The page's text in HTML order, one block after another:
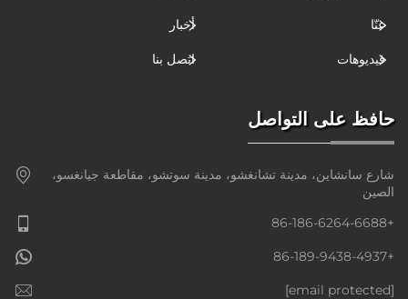
عنّا أخبار
فيديوهات اتصل بنا
حافظ على التواصل
شارع سانشاين، مدينة تشانغشو، مدينة سوتشو، مقاطعة جيانغسو،
الصين
+86-186-6264-6688
+86-189-9438-4937
[email protected]